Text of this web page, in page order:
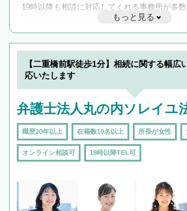
19時以降も相談に対応してくれる事務所が多数
遅い時間の相談が増えそうな場合はそのような
んで検索してみましょう。
19時以降TEL可の条件
を加えて再検索
もっと見る
【二重橋前駅徒歩1分】相続に関する幅広
応いたします
弁護士法人丸の内ソレイユ
職歴20年以上 在籍数10名以上 所長が女性
オンライン相談可 19時以降TEL可